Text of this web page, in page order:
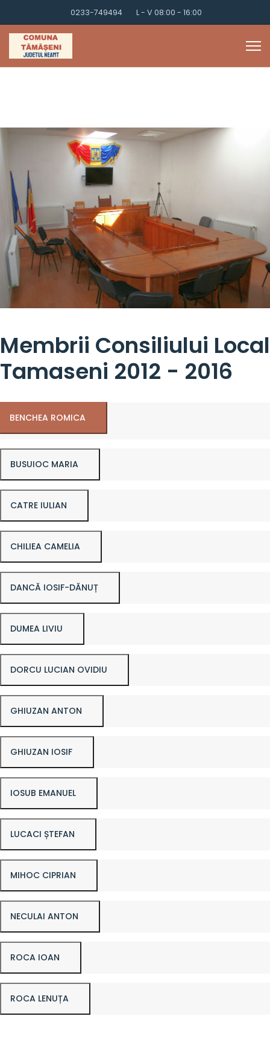
0233-749494 L - V 08:00 - 16:00
Membrii Consiliului Local
Tamaseni 2012 - 2016
BENCHEA ROMICA
BUSUIOC MARIA
CATRE IULIAN
CHILIEA CAMELIA
DANCĂ IOSIF-DĂNUȚ
DUMEA LIVIU
DORCU LUCIAN OVIDIU
GHIUZAN ANTON
GHIUZAN IOSIF
IOSUB EMANUEL
LUCACI ȘTEFAN
MIHOC CIPRIAN
NECULAI ANTON
ROCA IOAN
ROCA LENUȚA